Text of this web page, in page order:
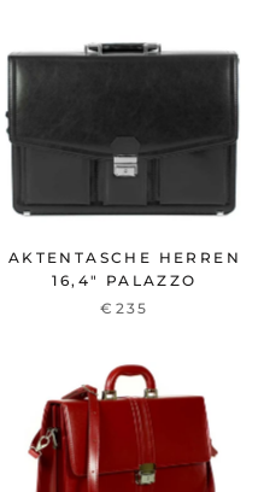
AKTENTASCHE HERREN
16,4" PALAZZO
€235